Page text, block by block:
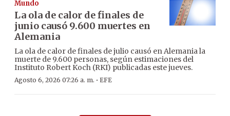
Mundo
La ola de calor de finales de
junio causó 9.600 muertes en
Alemania
La ola de calor de finales de julio causó en Alemania la
muerte de 9.600 personas, según estimaciones del
Instituto Robert Koch (RKI) publicadas este jueves.
Agosto 6, 2026 07:26 a. m. · EFE